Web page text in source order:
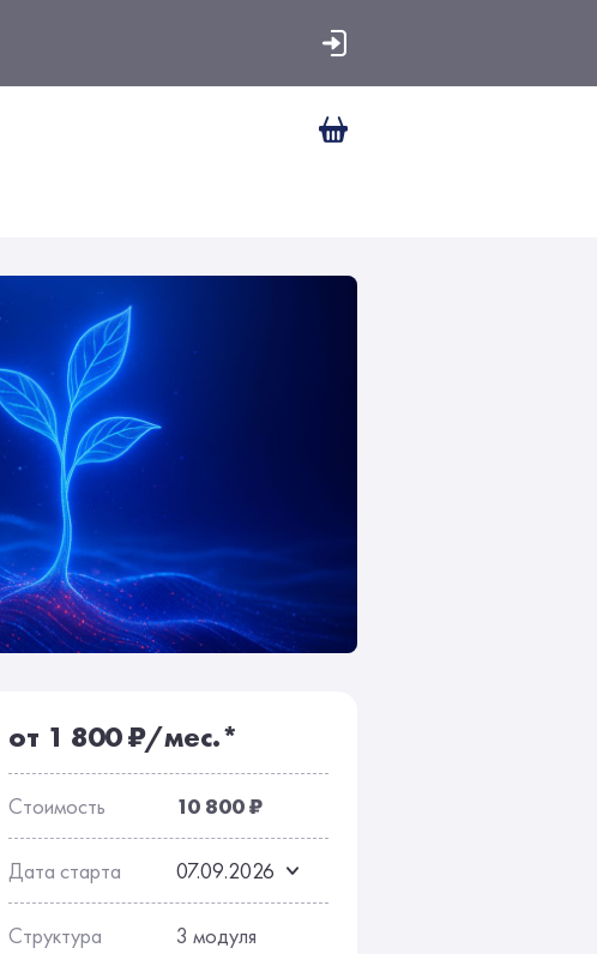
Вопросы Отзывы
от 1 800 ₽/мес.*
Стоимость 10 800 ₽
Дата старта 07.09.2026
Структура 3 модуля